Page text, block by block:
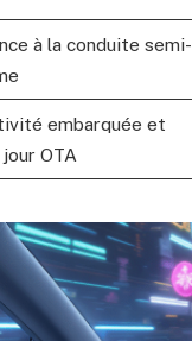
à la conduite semi-
embarquée et
OTA